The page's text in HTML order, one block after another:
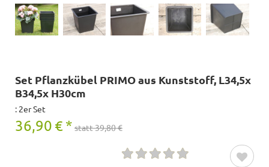
Set Pflanzkübel PRIMO aus Kunststoff, L34,5x
B34,5x H30cm
: 2er Set
36,90 € * statt 39,80 €